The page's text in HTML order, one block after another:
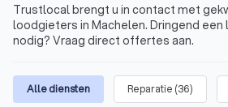
Trustlocal brengt u in contact met
loodgieters in Machelen. Dringend
nodig? Vraag direct offertes aan.
Alle diensten Reparatie (36)